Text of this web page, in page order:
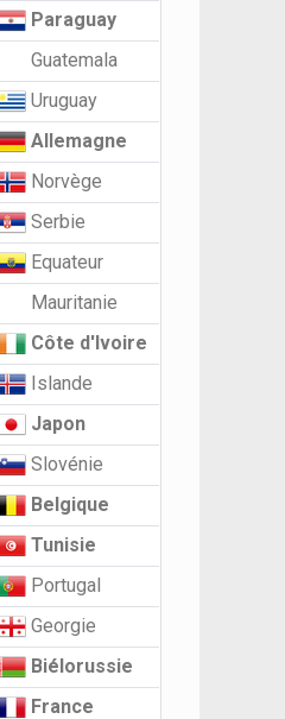
Paraguay
Guatemala
Uruguay
Allemagne
Norvège
Serbie
Equateur
Mauritanie
Côte d'Ivoire
Islande
Japon
Slovénie
Belgique
Tunisie
Portugal
Georgie
Biélorussie
France